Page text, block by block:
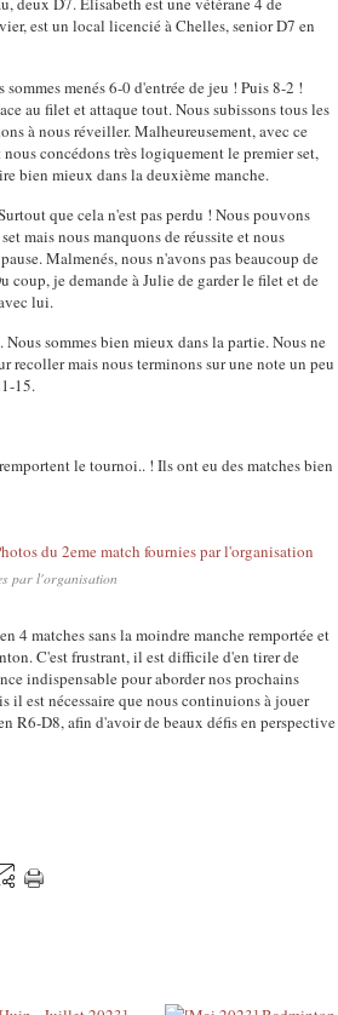
est un local licencié à Chelles, senior D7 en
menés 6-0 d'entrée de jeu ! Puis 8-2 !
au filet et attaque tout. Nous subissons tous les
à nous réveiller. Malheureusement, avec ce
concédons très logiquement le premier set,
bien mieux dans la deuxième manche.
que cela n'est pas perdu ! Nous pouvons
mais nous manquons de réussite et nous
Malmenés, nous n'avons pas beaucoup de
je demande à Julie de garder le filet et de
lui.
sommes bien mieux dans la partie. Nous ne
recoller mais nous terminons sur une note un peu
15.
le tournoi.. ! Ils ont eu des matches bien
par l'organisation
4 matches sans la moindre manche remportée et
C'est frustrant, il est difficile d'en tirer de
indispensable pour aborder nos prochains
il est nécessaire que nous continuions à jouer
R6-D8, afin d'avoir de beaux défis en perspective